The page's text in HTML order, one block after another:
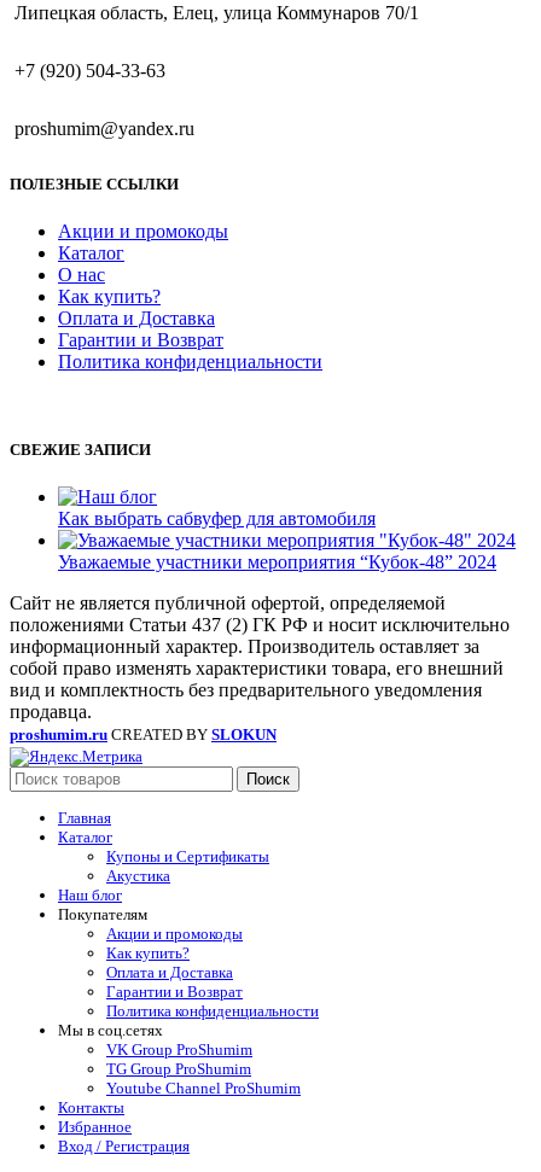
Липецкая область, Елец, улица Коммунаров 70/1
+7 (920) 504-33-63
proshumim@yandex.ru
ПОЛЕЗНЫЕ ССЫЛКИ
Акции и промокоды
Каталог
О нас
Как купить?
Оплата и Доставка
Гарантии и Возврат
Политика конфиденциальности
СВЕЖИЕ ЗАПИСИ
Как выбрать сабвуфер для автомобиля
Уважаемые участники мероприятия “Кубок-48” 2024
Сайт не является публичной офертой, определяемой
положениями Статьи 437 (2) ГК РФ и носит исключительно
информационный характер. Производитель оставляет за
собой право изменять характеристики товара, его внешний
вид и комплектность без предварительного уведомления
продавца.
proshumim.ru CREATED BY SLOKUN
Поиск
Главная
Каталог
Купоны и Сертификаты
Акустика
Наш блог
Покупателям
Акции и промокоды
Как купить?
Оплата и Доставка
Гарантии и Возврат
Политика конфиденциальности
Мы в соц.сетях
VK Group ProShumim
TG Group ProShumim
Youtube Channel ProShumim
Контакты
Избранное
Вход / Регистрация